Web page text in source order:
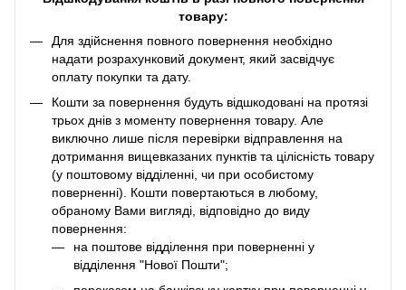
товару:
Для здійснення повного повернення необхідно
надати розрахунковий документ, який засвідчує
оплату покупки та дату.
Кошти за повернення будуть відшкодовані на протязі
трьох днів з моменту повернення товару. Але
виключно лише після перевірки відправлення на
дотримання вищевказаних пунктів та цілісність товару
(у поштовому відділенні, чи при особистому
поверненні). Кошти повертаються в любому,
обраному Вами вигляді, відповідно до виду
повернення:
на поштове відділення при поверненні у
відділення "Нової Пошти";